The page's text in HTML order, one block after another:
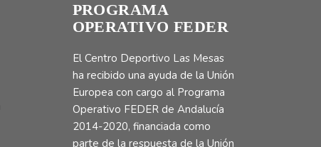
PROGRAMA
OPERATIVO FEDER
El Centro Deportivo Las Mesas
ha recibido una ayuda de la Unión
Europea con cargo al Programa
Operativo FEDER de Andalucía
2014-2020, financiada como
parte de la respuesta de la Unión